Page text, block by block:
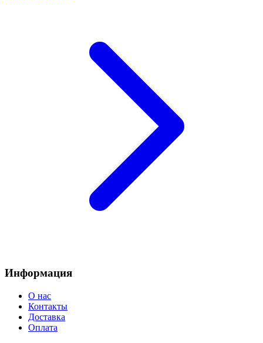
Информация
О нас
Контакты
Доставка
Оплата